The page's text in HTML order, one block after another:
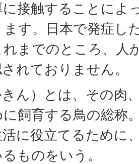
接触することによ
す。日本で発症し
れまでのところ、人
れておりません。
ん）とは、その肉
飼育する鳥の総称
に役立てるために
ものをいう。